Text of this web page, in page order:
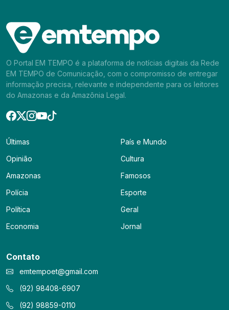
O Portal EM TEMPO é a plataforma de notícias digitais da Rede
EM TEMPO de Comunicação, com o compromisso de entregar
informação precisa, relevante e independente para os leitores
do Amazonas e da Amazônia Legal.
Últimas
Opinião
Amazonas
Polícia
Política
Economia
País e Mundo
Cultura
Famosos
Esporte
Geral
Jornal
Contato
emtempoet@gmail.com
(92) 98408-6907
(92) 98859-0110